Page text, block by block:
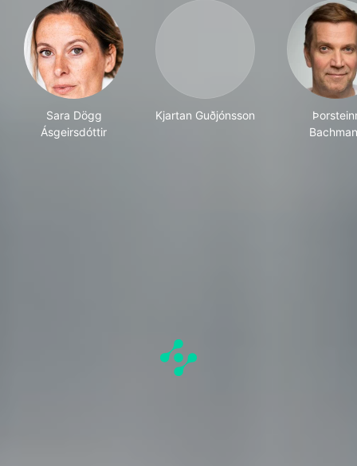
Sara Dögg
Ásgeirsdóttir
Kjartan Guðjónsson